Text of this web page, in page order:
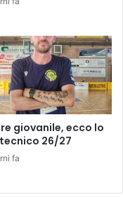
giovanile, ecco lo
26/27
fa